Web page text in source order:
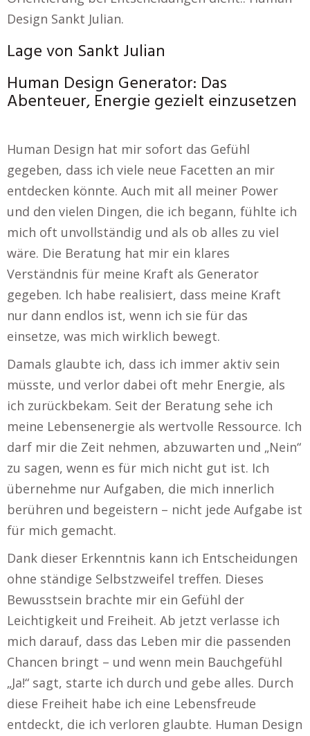
Design Sankt Julian.
Lage von Sankt Julian
Human Design Generator: Das
Abenteuer, Energie gezielt einzusetzen
Human Design hat mir sofort das Gefühl
gegeben, dass ich viele neue Facetten an mir
entdecken könnte. Auch mit all meiner Power
und den vielen Dingen, die ich begann, fühlte ich
mich oft unvollständig und als ob alles zu viel
wäre. Die Beratung hat mir ein klares
Verständnis für meine Kraft als Generator
gegeben. Ich habe realisiert, dass meine Kraft
nur dann endlos ist, wenn ich sie für das
einsetze, was mich wirklich bewegt.
Damals glaubte ich, dass ich immer aktiv sein
müsste, und verlor dabei oft mehr Energie, als
ich zurückbekam. Seit der Beratung sehe ich
meine Lebensenergie als wertvolle Ressource. Ich
darf mir die Zeit nehmen, abzuwarten und „Nein“
zu sagen, wenn es für mich nicht gut ist. Ich
übernehme nur Aufgaben, die mich innerlich
berühren und begeistern – nicht jede Aufgabe ist
für mich gemacht.
Dank dieser Erkenntnis kann ich Entscheidungen
ohne ständige Selbstzweifel treffen. Dieses
Bewusstsein brachte mir ein Gefühl der
Leichtigkeit und Freiheit. Ab jetzt verlasse ich
mich darauf, dass das Leben mir die passenden
Chancen bringt – und wenn mein Bauchgefühl
„Ja!“ sagt, starte ich durch und gebe alles. Durch
diese Freiheit habe ich eine Lebensfreude
entdeckt, die ich verloren glaubte. Human Design